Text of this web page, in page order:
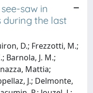
saw in
the last
D.; Frezzotti, M.;
Barnola, J. M.;
Mattia;
J.; Delmonte,